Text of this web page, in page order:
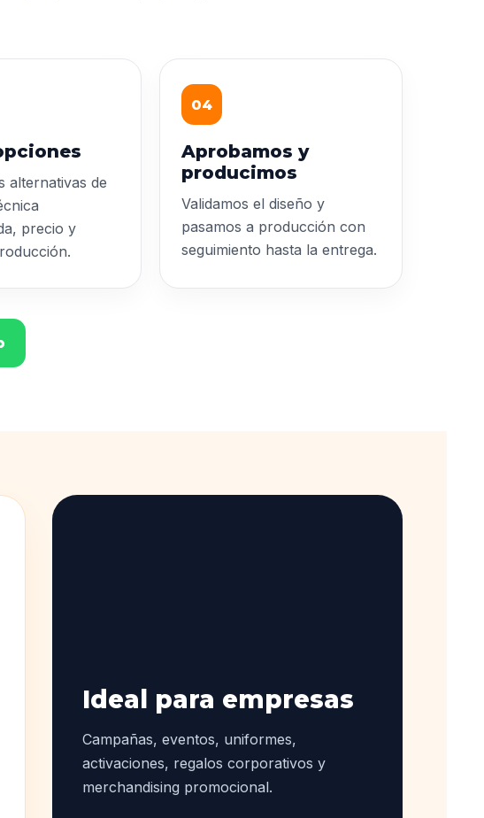
alternativas de
precio y
04
Aprobamos y
producimos
Validamos el diseño y
pasamos a producción con
seguimiento hasta la entrega.
Ideal para empresas
Campañas, eventos, uniformes,
activaciones, regalos corporativos y
merchandising promocional.